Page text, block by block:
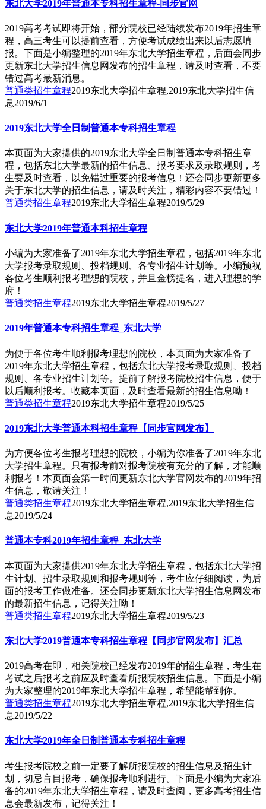
东北大学2019年普通本专科招生章程-同步官网
2019高考考试即将开始，部分院校已经陆续发布2019年招生章
程，高三考生可以提前查看，方便考试成绩出来以后志愿填
报。下面是小编整理的2019年东北大学招生章程，后面会同步
更新东北大学招生信息网发布的招生章程，请及时查看，不要
错过高考最新消息。
普通类招生章程2019东北大学招生章程,2019东北大学招生信
息2019/6/1
2019东北大学全日制普通本专科招生章程
本页面为大家提供的2019东北大学全日制普通本专科招生章
程，包括东北大学最新的招生信息、报考要求及录取规则，考
生要及时查看，以免错过重要的报考信息！还会同步更新更多
关于东北大学的招生信息，请及时关注，精彩内容不要错过！
普通类招生章程2019东北大学招生章程2019/5/29
东北大学2019年普通本科招生章程
小编为大家准备了2019年东北大学招生章程，包括2019年东北
大学报考录取规则、投档规则、各专业招生计划等。小编预祝
各位考生顺利报考理想的院校，并且金榜提名，进入理想的学
府！
普通类招生章程2019东北大学招生章程2019/5/27
2019年普通本专科招生章程_东北大学
为便于各位考生顺利报考理想的院校，本页面为大家准备了
2019年东北大学招生章程，包括东北大学报考录取规则、投档
规则、各专业招生计划等。提前了解报考院校招生信息，便于
以后顺利报考。收藏本页面，及时查看最新的招生信息呦！
普通类招生章程2019东北大学招生章程2019/5/25
2019东北大学普通本科招生章程【同步官网发布】
为方便各位考生报考理想的院校，小编为你准备了2019年东北
大学招生章程。只有报考前对报考院校有充分的了解，才能顺
利报考！本页面会第一时间更新东北大学官网发布的2019年招
生信息，敬请关注！
普通类招生章程2019东北大学招生章程,2019东北大学招生信
息2019/5/24
普通本专科2019年招生章程_东北大学
本页面为大家提供2019年东北大学招生章程，包括东北大学招
生计划、招生录取规则和报考规则等，考生应仔细阅读，为后
面的报考工作做准备。还会同步更新东北大学招生信息网发布
的最新招生信息，记得关注呦！
普通类招生章程2019东北大学招生章程2019/5/23
东北大学2019普通本专科招生章程【同步官网发布】汇总
2019高考在即，相关院校已经发布2019年的招生章程，考生在
考试之后报考之前应及时查看所报院校招生信息。下面是小编
为大家整理的2019年东北大学招生章程，希望能帮到你。
普通类招生章程2019东北大学招生章程,2019东北大学招生信
息2019/5/22
东北大学2019年全日制普通本专科招生章程
考生报考院校之前一定要了解所报院校的招生信息及招生计
划，切忌盲目报考，确保报考顺利进行。下面是小编为大家准
备的2019年东北大学招生章程，请及时查阅，更多高考招生信
息会最新发布，记得关注！